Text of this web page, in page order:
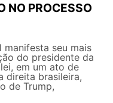
NO PROCESSO
manifesta seu mais
do presidente da
em um ato de
direita brasileira,
de Trump,